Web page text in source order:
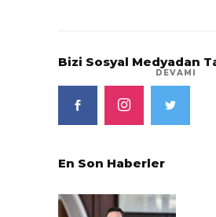
DEVAMI
Bizi Sosyal Medyadan
En Son Haberler